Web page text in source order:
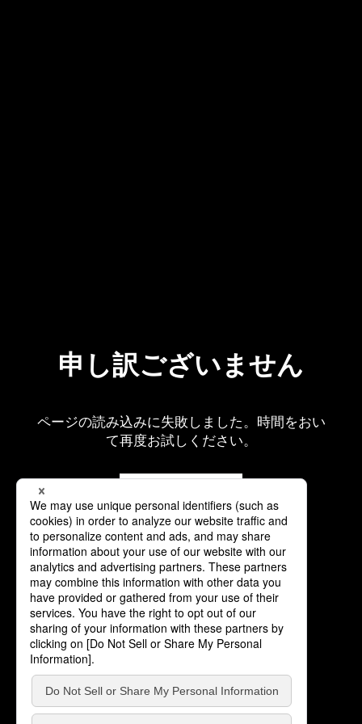
申し訳ございません
ページの読み込みに失敗しました。時間をおい
て再度お試しください。